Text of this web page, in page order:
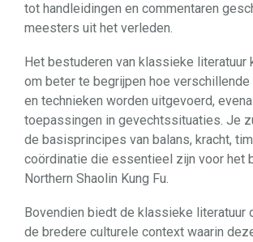
tot handleidingen en commentaren
meesters uit het verleden.
Het bestuderen van klassieke literatuur
om beter te begrijpen hoe
en technieken worden uitgevoerd,
toepassingen in gevechtssituaties. Je
de basisprincipes van balans, kracht,
coördinatie die essentieel zijn voor het
Northern Shaolin Kung Fu.
Bovendien biedt de klassieke literatuur
de bredere culturele context waarin